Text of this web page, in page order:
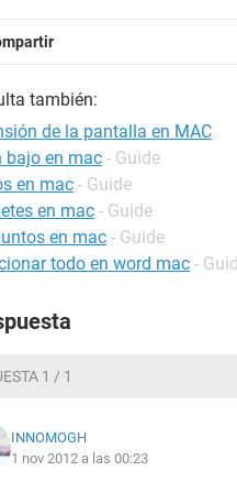
también:
de la pantalla en MAC
bajo en mac - Guide
en mac - Guide
en mac - Guide
en mac - Guide
todo en word mac -
1 / 1
INNOMOGH
1 nov 2012 a las 00:23